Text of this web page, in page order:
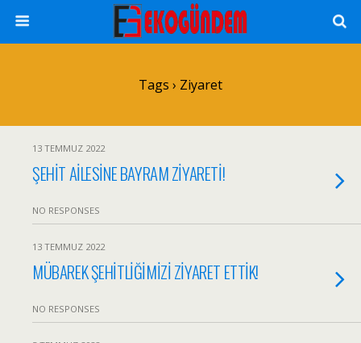
Tags › Ziyaret
13 TEMMUZ 2022
ŞEHİT AİLESİNE BAYRAM ZİYARETİ!
NO RESPONSES
13 TEMMUZ 2022
MÜBAREK ŞEHİTLİĞİMİZİ ZİYARET ETTİK!
NO RESPONSES